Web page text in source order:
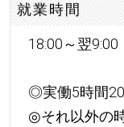
就業時間
18:00～翌9:00
◎実働5時間
◎それ以外の